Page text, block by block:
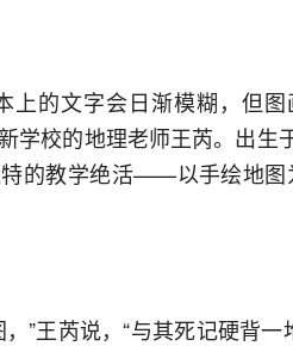
上的文字会日渐模糊，但
学校的地理老师王芮。出生
的教学绝活——以手绘地图
”王芮说，“与其死记硬背